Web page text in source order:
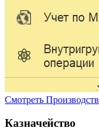
Смотреть
Казначейство